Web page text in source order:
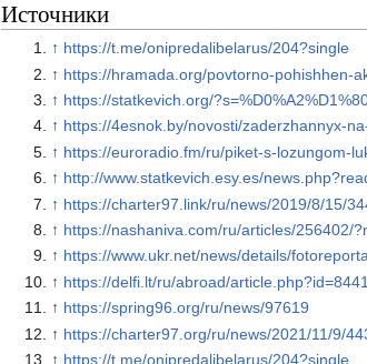
Источники
↑ https://t.me/onipredalibelarus/204?single
↑ https://hramada.org/povtorno-pohishhen-
↑ https://statkevich.org/
↑ https://4esnok.by/novosti/zaderzhannyx-
↑ https://euroradio.fm/ru/piket-s-lozungom-
↑ http://www.statkevich.esy.es/
↑ https://charter97.link/ru/news/2019/8/15/
↑ https://nashaniva.com/ru/articles/256402/
↑ https://www.ukr.net/news/details/
↑ https://delfi.lt/ru/abroad/
↑ https://spring96.org/ru/news/97619
↑ https://charter97.org/ru/news/2021/11/9/
↑ https://t.me/onipredalibelarus/204?single